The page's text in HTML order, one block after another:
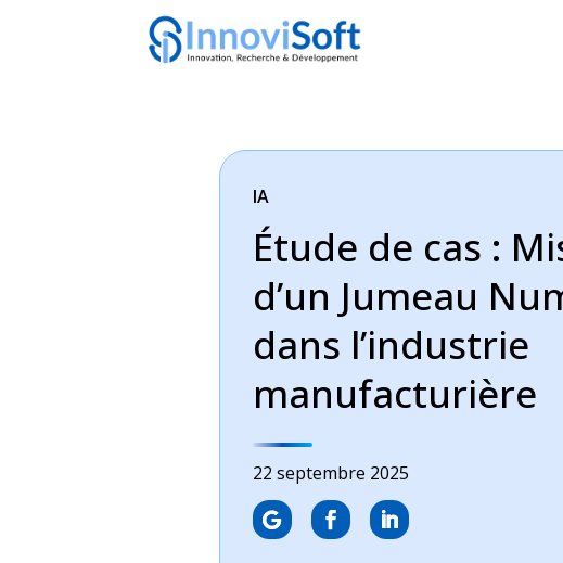
IA
Étude de cas :
d’un Jumeau
dans l’industrie
manufacturière
22 septembre 2025